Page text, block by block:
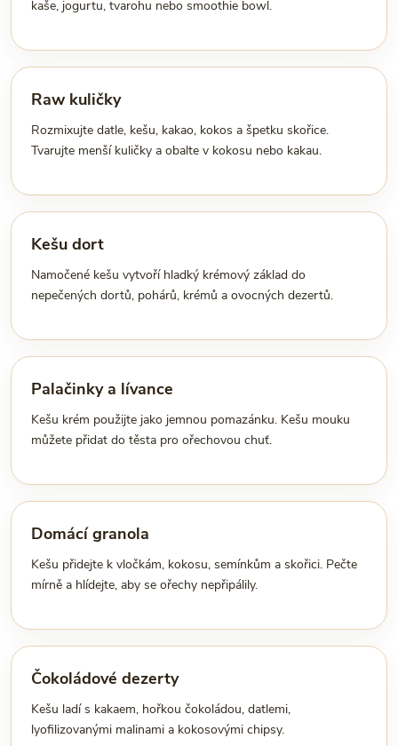
kaše, jogurtu, tvarohu nebo smoothie bowl.
Raw kuličky
Rozmixujte datle, kešu, kakao, kokos a špetku skořice.
Tvarujte menší kuličky a obalte v kokosu nebo kakau.
Kešu dort
Namočené kešu vytvoří hladký krémový základ do
nepečených dortů, pohárů, krémů a ovocných dezertů.
Palačinky a lívance
Kešu krém použijte jako jemnou pomazánku. Kešu mouku
můžete přidat do těsta pro ořechovou chuť.
Domácí granola
Kešu přidejte k vločkám, kokosu, semínkům a skořici. Pečte
mírně a hlídejte, aby se ořechy nepřipálily.
Čokoládové dezerty
Kešu ladí s kakaem, hořkou čokoládou, datlemi,
lyofilizovanými malinami a kokosovými chipsy.